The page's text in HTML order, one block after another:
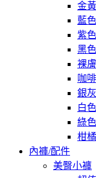
金
藍
紫
黑
裸
咖
銀
白
綠
柑
內褲/配件
美臀小褲